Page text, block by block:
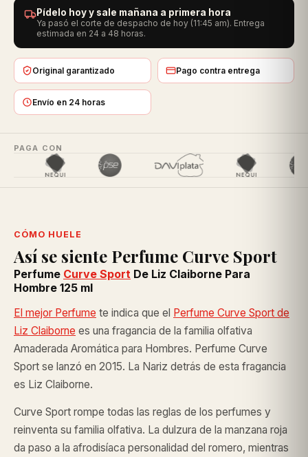
Pídelo hoy y sale mañana a primera hora
Ya pasó el corte de despacho de hoy (11:45 am). Entrega
estimada en 24 a 48 horas.
Original garantizado Pago contra entrega
Envío en 24 horas
PAGA CON
CÓMO HUELE
Así se siente Perfume Curve Sport
Perfume Curve Sport De Liz Claiborne Para
Hombre 125 ml
El mejor Perfume te indica que el Perfume Curve Sport de
Liz Claiborne es una fragancia de la familia olfativa
Amaderada Aromática para Hombres. Perfume Curve
Sport se lanzó en 2015. La Nariz detrás de esta fragancia
es Liz Claiborne.
Curve Sport rompe todas las reglas de los perfumes y
reinventa su familia olfativa. La dulzura de la manzana roja
da paso a la afrodisíaca personalidad del romero, mientras